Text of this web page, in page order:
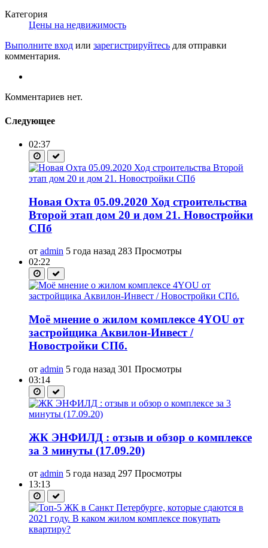
Категория
Цены на недвижимость
Выполните вход или зарегистрируйтесь для отправки
комментария.
Комментариев нет.
Следующее
02:37
Новая Охта 05.09.2020 Ход строительства
Второй этап дом 20 и дом 21. Новостройки
СПб
от admin 5 года назад 283 Просмотры
02:22
Моё мнение о жилом комплексе 4YOU от
застройщика Аквилон-Инвест /
Новостройки СПб.
от admin 5 года назад 301 Просмотры
03:14
ЖК ЭНФИЛД : отзыв и обзор о комплексе
за 3 минуты (17.09.20)
от admin 5 года назад 297 Просмотры
13:13